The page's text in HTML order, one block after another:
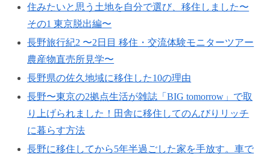
住みたいと思う土地を自分で選び、移住しました〜
その1 東京脱出編〜
長野旅行紀2 〜2日目 移住・交流体験モニターツアー
農産物直売所見学〜
長野県の佐久地域に移住した10の理由
長野〜東京の2拠点生活が雑誌「BIG tomorrow」で取
り上げられました！田舎に移住してのんびりリッチ
に暮らす方法
長野に移住してから5年半過ごした家を手放す。車で